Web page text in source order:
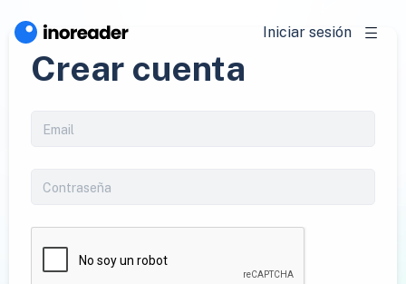
Iniciar sesión
Crear cuenta